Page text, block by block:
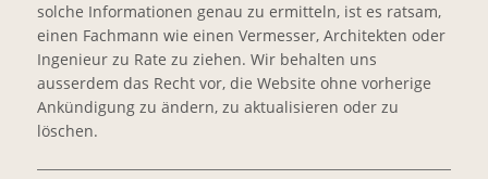
solche Informationen genau zu ermitteln, ist es ratsam,
einen Fachmann wie einen Vermesser, Architekten oder
Ingenieur zu Rate zu ziehen. Wir behalten uns
ausserdem das Recht vor, die Website ohne vorherige
Ankündigung zu ändern, zu aktualisieren oder zu
löschen.